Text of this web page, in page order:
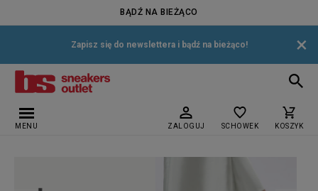
BĄDŹ NA BIEŻĄCO
Zapisz się do newslettera i bądź na bieżąco! ×
MENU ZALOGUJ SCHOWEK KOSZYK